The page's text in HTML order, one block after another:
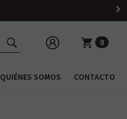
0
QUIÉNES SOMOS CONTACTO